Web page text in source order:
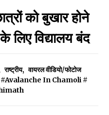
को बुखार होने
विद्यालय बंद
राष्ट्रीय, वायरल वीडियो/फोटोज
#Avalanche In Chamoli#